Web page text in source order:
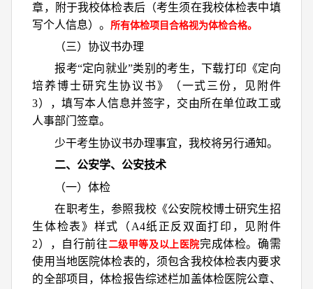
章，附于我校体检表后（考生须在我校体检表中填
写个人信息）。
所有体检项目合格视为体检合格。
（三）协议书办理
报考“定向就业”类别的考生，下载打印《定向
培养博士研究生协议书》（一式三份，见附件
3），填写本人信息并签字，交由所在单位政工或
人事部门签章。
少干考生协议书办理事宜，我校将另行通知。
二、公安学、公安技术
（一）体检
在职考生，参照我校《公安院校博士研究生招
生体检表》样式（A4纸正反双面打印，见附件
2），自行前往二级甲等及以上医院完成体检。确需
使用当地医院体检表的，须包含我校体检表内要求
的全部项目，体检报告综述栏加盖体检医院公章、